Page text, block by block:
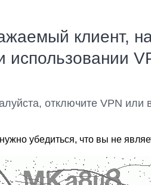
клиент,
использовании
отключите VPN или
убедиться, что вы не